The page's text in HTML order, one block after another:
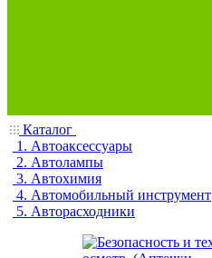
Каталог
1. Автоаксессуары
2. Автолампы
3. Автохимия
4. Автомобильный инструмент
5. Авторасходники